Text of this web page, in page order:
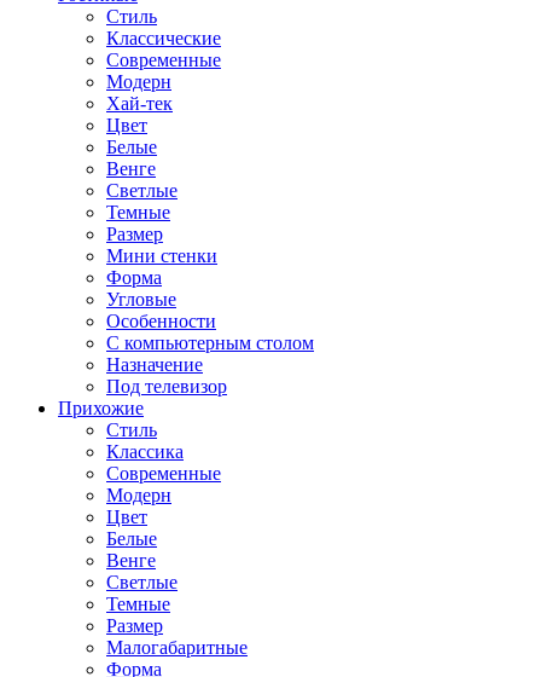
Стиль
Классические
Современные
Модерн
Хай-тек
Цвет
Белые
Венге
Светлые
Темные
Размер
Мини стенки
Форма
Угловые
Особенности
С компьютерным столом
Назначение
Под телевизор
Прихожие
Стиль
Классика
Современные
Модерн
Цвет
Белые
Венге
Светлые
Темные
Размер
Малогабаритные
Форма